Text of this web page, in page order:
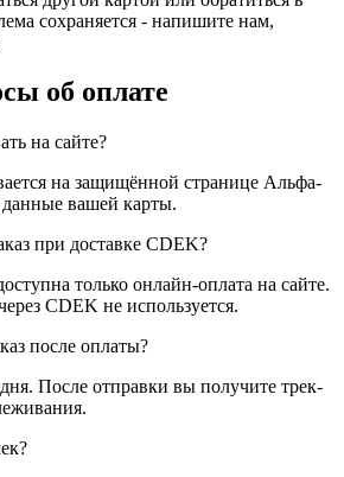
сохраняется - напишите нам,
об оплате
на сайте?
на защищённой странице Альфа-
вашей карты.
при доставке CDEK?
только онлайн-оплата на сайте.
CDEK не используется.
после оплаты?
После отправки вы получите трек-